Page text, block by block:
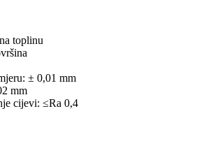
toplinu
± 0,01 mm
mm
cijevi: ≤Ra 0,4